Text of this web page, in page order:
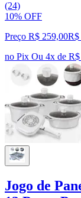
(24)
10% OFF
Preço R$ 259,00R$
no Pix Ou 4x de
Jogo de